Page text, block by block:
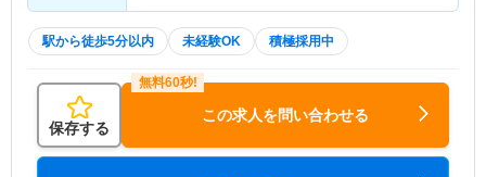
駅から徒歩5分以内 未経験OK 積極採用中
保存する
この求人を問い合わせる